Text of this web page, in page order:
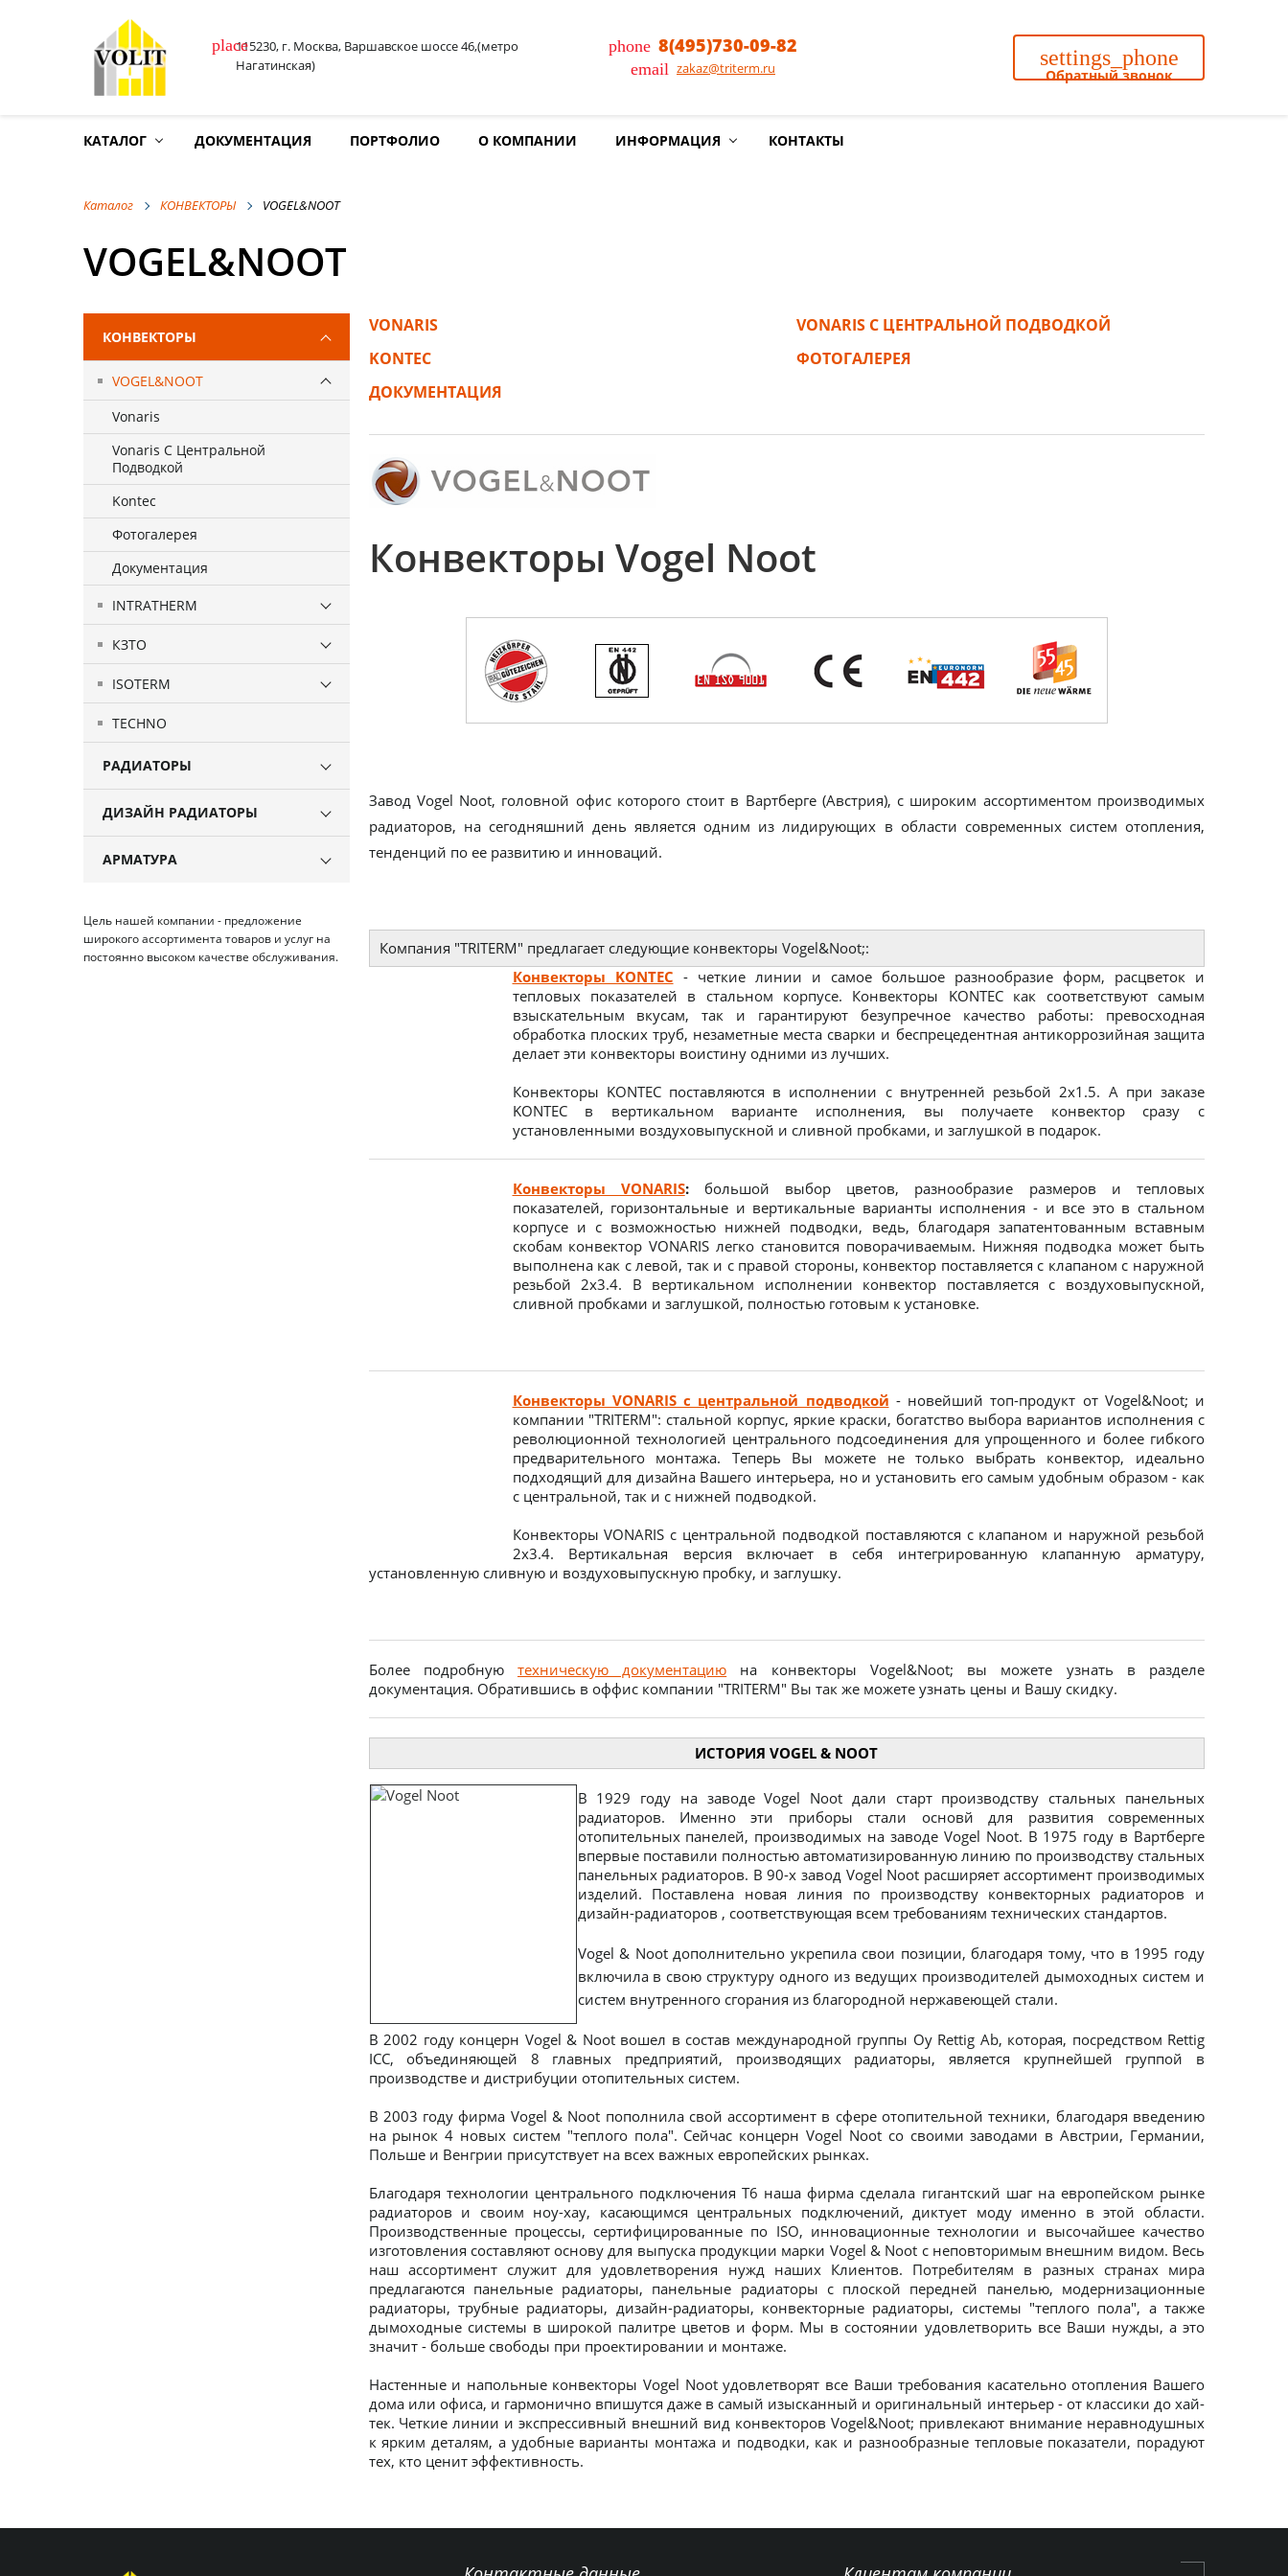
settings_phone
Обратный звонок
place115230, г. Москва, Варшавское шоссе 46,(метро
Нагатинская)
phone 8(495)730-09-82
email zakaz@triterm.ru
КАТАЛОГ ДОКУМЕНТАЦИЯ ПОРТФОЛИО О КОМПАНИИ ИНФОРМАЦИЯ КОНТАКТЫ
Каталог КОНВЕКТОРЫ VOGEL&NOOT
VOGEL&NOOT
КОНВЕКТОРЫ
VOGEL&NOOT
Vonaris
Vonaris С Центральной
Подводкой
Kontec
Фотогалерея
Документация
INTRATHERM
КЗТО
ISOTERM
TECHNO
РАДИАТОРЫ
ДИЗАЙН РАДИАТОРЫ
АРМАТУРА
Цель нашей компании - предложение
широкого ассортимента товаров и услуг на
постоянно высоком качестве обслуживания.
VONARIS
VONARIS С ЦЕНТРАЛЬНОЙ ПОДВОДКОЙ
KONTEC
ФОТОГАЛЕРЕЯ
ДОКУМЕНТАЦИЯ
Конвекторы Vogel Noot
Завод Vogel Noot, головной офис которого стоит в Вартберге (Австрия), с широким ассортиментом производимых
радиаторов, на сегодняшний день является одним из лидирующих в области современных систем отопления,
тенденций по ее развитию и инноваций.
Компания "TRITERM" предлагает следующие конвекторы Vogel&Noot;:
Конвекторы KONTEC - четкие линии и самое большое разнообразие форм, расцветок и
тепловых показателей в стальном корпусе. Конвекторы KONTEC как соответствуют самым
взыскательным вкусам, так и гарантируют безупречное качество работы: превосходная
обработка плоских труб, незаметные места сварки и беспрецедентная антикоррозийная защита
делает эти конвекторы воистину одними из лучших.
Конвекторы KONTEC поставляются в исполнении с внутренней резьбой 2х1.5. А при заказе
KONTEC в вертикальном варианте исполнения, вы получаете конвектор сразу с
установленными воздуховыпускной и сливной пробками, и заглушкой в подарок.
Конвекторы VONARIS:большой выбор цветов, разнообразие размеров и тепловых
показателей, горизонтальные и вертикальные варианты исполнения - и все это в стальном
корпусе и с возможностью нижней подводки, ведь, благодаря запатентованным вставным
скобам конвектор VONARIS легко становится поворачиваемым. Нижняя подводка может быть
выполнена как с левой, так и с правой стороны, конвектор поставляется с клапаном с наружной
резьбой 2х3.4. В вертикальном исполнении конвектор поставляется с воздуховыпускной,
сливной пробками и заглушкой, полностью готовым к установке.
Конвекторы VONARIS с центральной подводкой - новейший топ-продукт от Vogel&Noot; и
компании "TRITERM": стальной корпус, яркие краски, богатство выбора вариантов исполнения с
революционной технологией центрального подсоединения для упрощенного и более гибкого
предварительного монтажа. Теперь Вы можете не только выбрать конвектор, идеально
подходящий для дизайна Вашего интерьера, но и установить его самым удобным образом - как
с центральной, так и с нижней подводкой.
Конвекторы VONARIS с центральной подводкой поставляются с клапаном и наружной резьбой
2х3.4. Вертикальная версия включает в себя интегрированную клапанную арматуру,
установленную сливную и воздуховыпускную пробку, и заглушку.
Более подробную техническую документацию на конвекторы Vogel&Noot; вы можете узнать в разделе
документация. Обратившись в оффис компании "TRITERM" Вы так же можете узнать цены и Вашу скидку.
ИСТОРИЯ VOGEL & NOOT
В 1929 году на заводе Vogel Noot дали старт производству стальных панельных
радиаторов. Именно эти приборы стали основй для развития современных
отопительных панелей, производимых на заводе Vogel Noot. В 1975 году в Вартберге
впервые поставили полностью автоматизированную линию по производству стальных
панельных радиаторов. В 90-х завод Vogel Noot расширяет ассортимент производимых
изделий. Поставлена новая линия по производству конвекторных радиаторов и
дизайн-радиаторов , соответствующая всем требованиям технических стандартов.
Vogel & Noot дополнительно укрепила свои позиции, благодаря тому, что в 1995 году
включила в свою структуру одного из ведущих производителей дымоходных систем и
систем внутренного сгорания из благородной нержавеющей стали.
В 2002 году концерн Vogel & Noot вошел в состав международной группы Oy Rettig Ab, которая, посредством Rettig
ICC, объединяющей 8 главных предприятий, производящих радиаторы, является крупнейшей группой в
производстве и дистрибуции отопительных систем.
В 2003 году фирма Vogel & Noot пополнила свой ассортимент в сфере отопительной техники, благодаря введению
на рынок 4 новых систем "теплого пола". Сейчас концерн Vogel Noot со своими заводами в Австрии, Германии,
Польше и Венгрии присутствует на всех важных европейских рынках.
Благодаря технологии центрального подключения T6 наша фирма сделала гигантский шаг на европейском рынке
радиаторов и своим ноу-хау, касающимся центральных подключений, диктует моду именно в этой области.
Производственные процессы, сертифицированные по ISO, инновационные технологии и высочайшее качество
изготовления составляют основу для выпуска продукции марки Vogel & Noot с неповторимым внешним видом. Весь
наш ассортимент служит для удовлетворения нужд наших Клиентов. Потребителям в разных странах мира
предлагаются панельные радиаторы, панельные радиаторы с плоской передней панелью, модернизационные
радиаторы, трубные радиаторы, дизайн-радиаторы, конвекторные радиаторы, системы "теплого пола", а также
дымоходные системы в широкой палитре цветов и форм. Мы в состоянии удовлетворить все Ваши нужды, а это
значит - больше свободы при проектировании и монтаже.
Настенные и напольные конвекторы Vogel Noot удовлетворят все Ваши требования касательно отопления Вашего
дома или офиса, и гармонично впишутся даже в самый изысканный и оригинальный интерьер - от классики до хай-
тек. Четкие линии и экспрессивный внешний вид конвекторов Vogel&Noot; привлекают внимание неравнодушных
к ярким деталям, а удобные варианты монтажа и подводки, как и разнообразные тепловые показатели, порадуют
тех, кто ценит эффективность.